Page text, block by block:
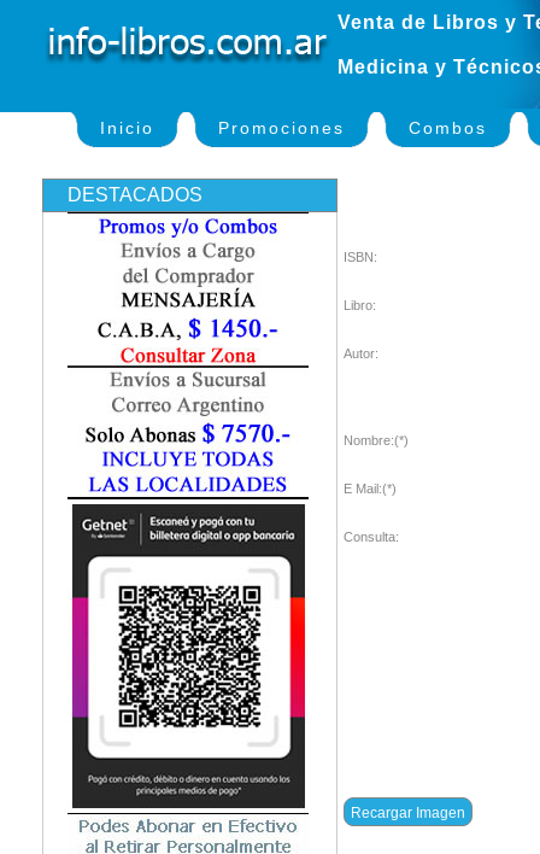
Venta de Libros y
Medicina y
Inicio Promociones Combos
DESTACADOS
ISBN:
Libro:
Autor:
Nombre:(*)
E Mail:(*)
Consulta: